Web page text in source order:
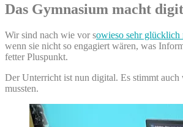
Das Gymnasium macht
Wir sind nach wie vor sowieso sehr
wenn sie nicht so engagiert wären, was
fetter Pluspunkt.
Der Unterricht ist nun digital. Es stimmt
mussten.